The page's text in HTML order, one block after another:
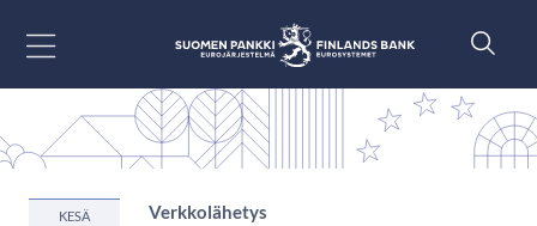
KESÄ
Verkkolähetys